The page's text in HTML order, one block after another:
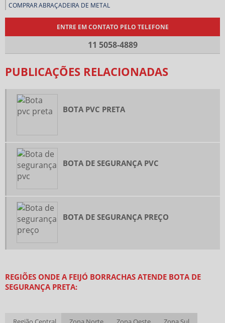
COMPRAR ABRAÇADEIRA DE METAL
COMPRAR CORREIAS INDUSTRIAIS
COMPRAR LENÇOL DE BORRACHA
CONEXÃO ESPIGÃO DE LATÃO
DISTRIBUIDOR DE EQUIPAMENTO DE PROTEÇÃO INDIVIDUAL
DISTRIBUIDOR DE LENÇOL DE BORRACHA
EMPRESA DE ABRAÇADEIRAS
FORNECEDOR DE ABRAÇADEIRAS
GUARNIÇÃO DE BORRACHA INDUSTRIAL
MANGUEIRA DE BORRACHA PARA ÓLEO
VENDA DE EPI ATACADO
VENDA DE EQUIPAMENTOS DE EPI
BOTA DE SEGURANÇA PREÇO
POLIA FERRO FUNDIDO PREÇO
ENTRE EM CONTATO PELO TELEFONE
11 5058-4889
PUBLICAÇÕES RELACIONADAS
BOTA PVC PRETA
BOTA DE SEGURANÇA PVC
BOTA DE SEGURANÇA PREÇO
REGIÕES ONDE A FEIJÓ BORRACHAS ATENDE BOTA DE
SEGURANÇA PRETA: